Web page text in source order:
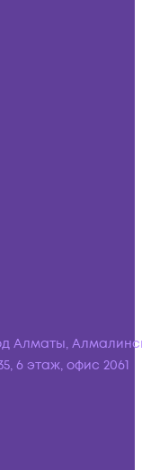
Алматы,
6 этаж, офис 2061